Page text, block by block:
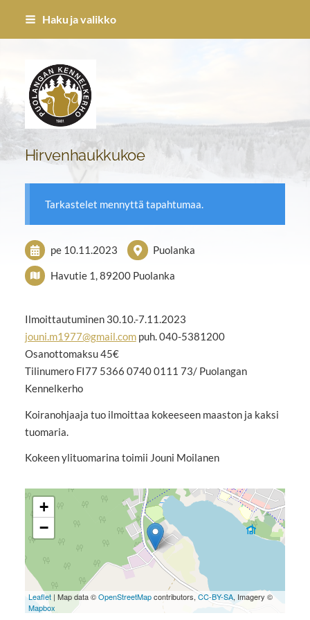
Siirry
Haku ja valikko
Puolangan Kennel-kerho ry
Hirvenhaukkukoe
Tarkastelet mennyttä tapahtumaa.
pe 10.11.2023 Puolanka
Havutie 1, 89200 Puolanka
Ilmoittautuminen 30.10.-7.11.2023
jouni.m1977@gmail.compuh. 040-5381200
Osanottomaksu 45€
Tilinumero FI77 5366 0740 0111 73/ Puolangan
Kennelkerho
Koiranohjaaja tuo ilmoittaa kokeeseen maaston ja kaksi
tuomaria.
Kokeen ylituomarina toimii Jouni Moilanen
+
−
Leaflet| Map data ©OpenStreetMapcontributors, CC-BY-SA, Imagery ©
Mapbox